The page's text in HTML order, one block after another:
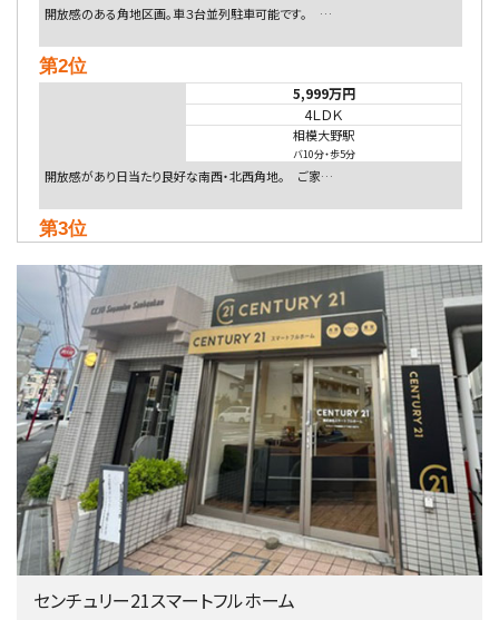
開放感のある角地区画。車３台並列駐車可能です。 …
第2位
5,999万円
4ＬＤＫ
相模大野駅
バ10分・歩5分
開放感があり日当たり良好な南西・北西角地。 ご家…
第3位
4ＬＤＫ
淵野辺駅
歩17分
南側道路に面しており日当たり良好。 キッチンから…
第4位
5,480万円
4ＬＤＫ
相模大野駅
バ9分・歩4分
２０１５年６月築、積水ハウス施工住宅です。 南東…
第5位
3,680万円
センチュリー21スマートフルホーム